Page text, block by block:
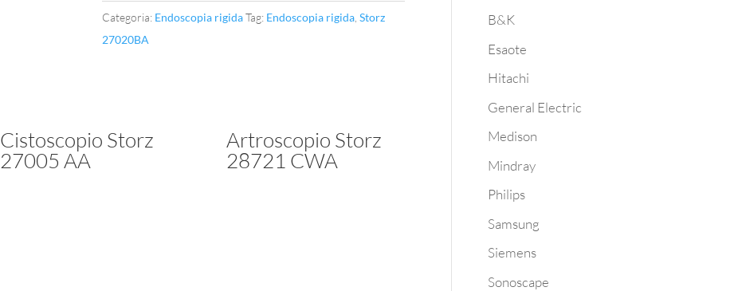
Categoria: Endoscopia rigidaTag: Endoscopia rigida ,Storz
27020BA
Cistoscopio Storz
27005 AA
Artroscopio Storz
28721 CWA
B&K
Esaote
Hitachi
General Electric
Medison
Mindray
Philips
Samsung
Siemens
Sonoscape